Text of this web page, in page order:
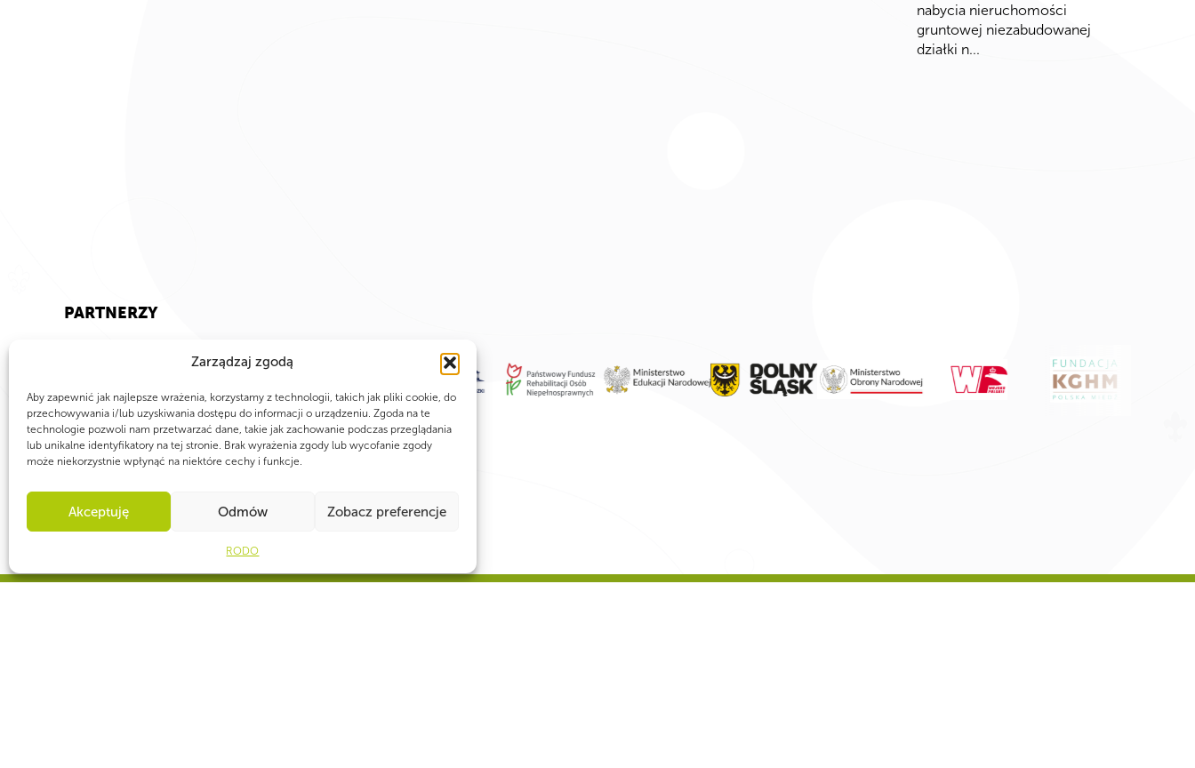
Zarządzaj zgodą
Aby zapewnić jak najlepsze wrażenia, korzystamy z technologii, takich jak pliki cookie, do
przechowywania i/lub uzyskiwania dostępu do informacji o urządzeniu. Zgoda na te
technologie pozwoli nam przetwarzać dane, takie jak zachowanie podczas przeglądania
lub unikalne identyfikatory na tej stronie. Brak wyrażenia zgody lub wycofanie zgody
może niekorzystnie wpłynąć na niektóre cechy i funkcje.
Akceptuję Odmów Zobacz preferencje
RODO
nabycia nieruchomości
gruntowej niezabudowanej
działki n...
PARTNERZY